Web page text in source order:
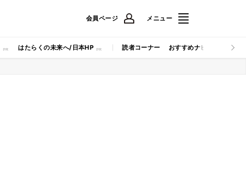
会員ページ メニュー
はたらくの未来へ/日本HP 読者コーナー おすすめナビ マイナビ